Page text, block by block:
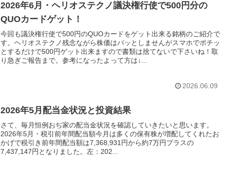
2026年6月・ヘリオステクノ議決権行使で500円分の
QUOカードゲット！
今回も議決権行使で500円のQUOカードをゲット出来る銘柄のご紹介で
す。ヘリオステクノ残念ながら株価はパッとしませんがスマホでポチッ
とするだけで500円ゲット出来ますので書類は捨てないで下さいね！取
り急ぎご報告まで。参考になったよって方は↓...
2026.06.09
2026年5月配当金状況と投資結果
さて、毎月恒例おぢ家の配当金状況を確認していきたいと思います。
2026年5月・税引前年間配当額今月は多くの保有株が増配してくれたお
かげで税引き前年間配当額は7,368,931円から約7万円プラスの
7,437,147円となりました。左：202...